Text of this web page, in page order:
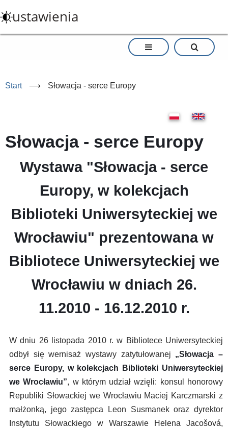
do
treści
ustawienia
Start ⟶ Słowacja - serce Europy
Słowacja - serce Europy
Wystawa "Słowacja - serce
Europy, w kolekcjach
Biblioteki Uniwersyteckiej we
Wrocławiu" prezentowana w
Bibliotece Uniwersyteckiej we
Wrocławiu w dniach 26.
11.2010 - 16.12.2010 r.
W dniu 26 listopada 2010 r. w Bibliotece Uniwersyteckiej
odbył się wernisaż wystawy zatytułowanej „Słowacja –
serce Europy, w kolekcjach Biblioteki Uniwersyteckiej
we Wrocławiu”, w którym udział wzięli: konsul honorowy
Republiki Słowackiej we Wrocławiu Maciej Karczmarski z
małżonką, jego zastępca Leon Susmanek oraz dyrektor
Instytutu Słowackiego w Warszawie Helena Jacošová,